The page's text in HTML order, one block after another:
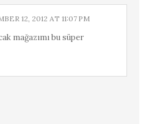
12, 2012 AT 11:07 PM
mağazımı bu süper